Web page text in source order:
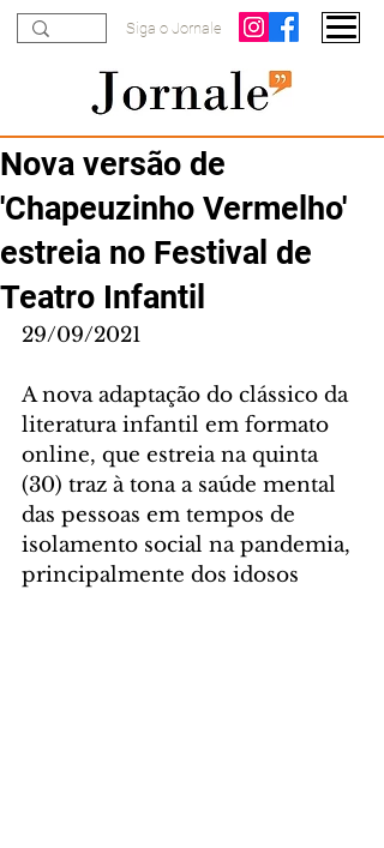
Siga o Jornale
Nova versão de
'Chapeuzinho Vermelho'
estreia no Festival de
Teatro Infantil
29/09/2021
A nova adaptação do clássico da
literatura infantil em formato
online, que estreia na quinta
(30) traz à tona a saúde mental
das pessoas em tempos de
isolamento social na pandemia,
principalmente dos idosos